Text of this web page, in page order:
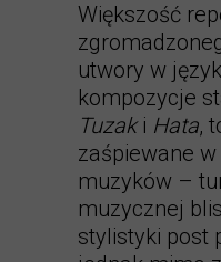
Większość
utwory w
kompozycje
Tuzaki Hata,
zaśpiewane
muzyków –
muzycznej
stylistyki post